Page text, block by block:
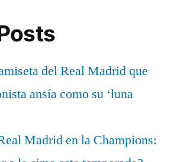
del Real Madrid que
ansía como su ‘luna
Madrid en la Champions: